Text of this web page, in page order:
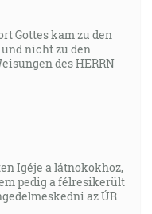
Gottes kam zu den
nicht zu den
des HERRN
Igéje a látnokokhoz,
pedig a félresikerült
az ÚR